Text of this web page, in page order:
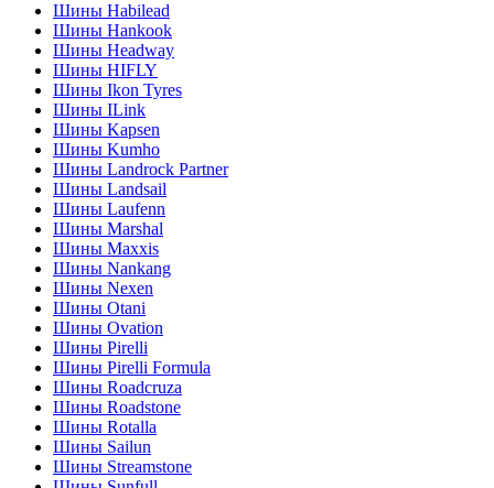
Шины Habilead
Шины Hankook
Шины Headway
Шины HIFLY
Шины Ikon Tyres
Шины ILink
Шины Kapsen
Шины Kumho
Шины Landrock Partner
Шины Landsail
Шины Laufenn
Шины Marshal
Шины Maxxis
Шины Nankang
Шины Nexen
Шины Otani
Шины Ovation
Шины Pirelli
Шины Pirelli Formula
Шины Roadcruza
Шины Roadstone
Шины Rotalla
Шины Sailun
Шины Streamstone